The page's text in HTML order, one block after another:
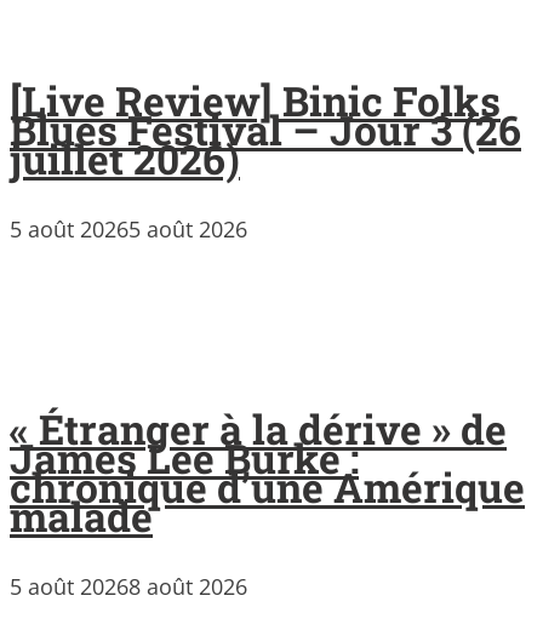
[Live Review] Binic Folks
Blues Festival – Jour 3 (26
juillet 2026)
5 août 20265 août 2026
« Étranger à la dérive » de
James Lee Burke :
chronique d’une Amérique
malade
5 août 20268 août 2026